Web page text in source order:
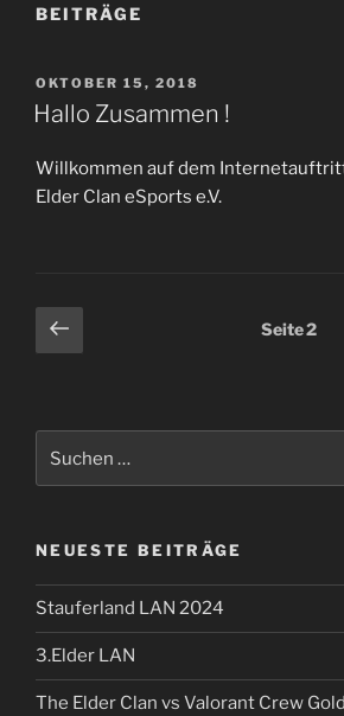
BEITRÄGE
VERÖFFENTLICHT
AM
OKTOBER 15, 2018
Hallo Zusammen !
Willkommen auf dem
Elder Clan eSports e.V.
Seitennummerierung
der
Vorherige
Seite
Seite2
NEUESTE BEITRÄGE
Stauferland LAN 2024
3.Elder LAN
The Elder Clan vs Valorant Crew